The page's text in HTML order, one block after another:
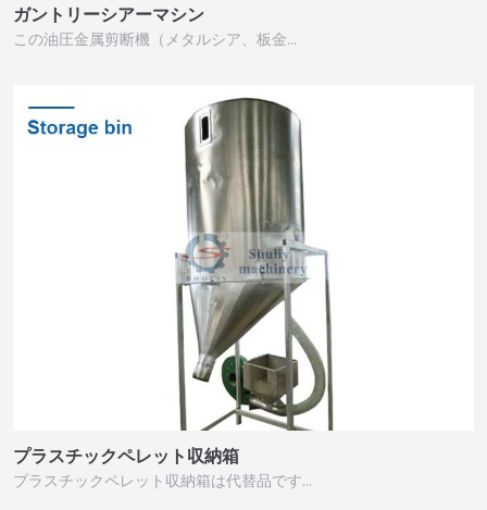
ガントリーシアーマシン
この油圧金属剪断機（メタルシア、板金…
プラスチックペレット収納箱
プラスチックペレット収納箱は代替品です…